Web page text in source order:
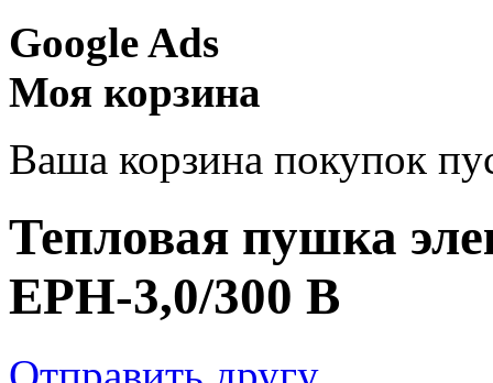
Google Ads
Моя корзина
Ваша корзина покупок
Тепловая пушка
EPH-3,0/300 В